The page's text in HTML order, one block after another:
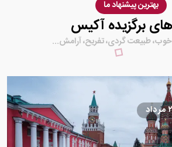
بهترین پیشنهاد ما
برگزیده آکیس
خوب، طبیعت گردی، تفریح، آرامش...